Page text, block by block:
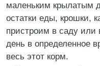
маленьким крылатым
остатки еды, крошки,
пристроим в саду или
день в определенное
весь этот корм.